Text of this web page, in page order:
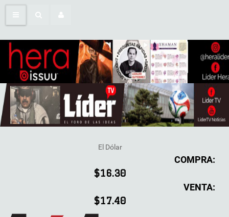
El Dólar
COMPRA:
$16.30
VENTA:
$17.40